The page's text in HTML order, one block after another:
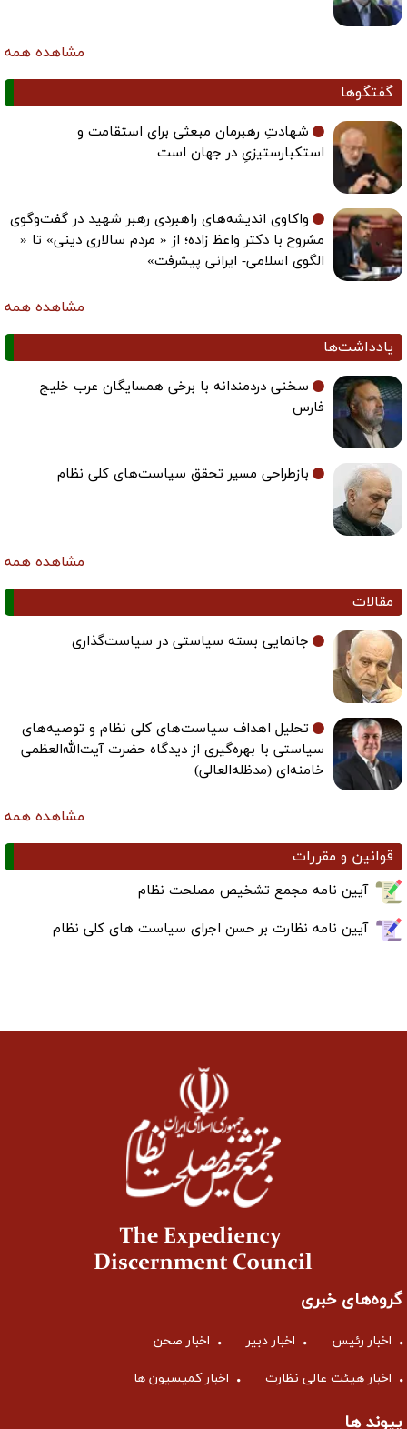
مشاهده همه
گفتگوها
شهادتِ رهبرمان مبعثی برای استقامت و
استکبارستیزیِ در جهان است
واکاوی اندیشه‌های راهبردی رهبر شهید در گفت‌وگوی
مشروح با دکتر واعظ زاده؛ از « مردم سالاری دینی» تا «
الگوی اسلامی- ایرانی پیشرفت»
مشاهده همه
یادداشت‌ها
سخنی دردمندانه با برخی همسایگان عرب خلیج
فارس
بازطراحی مسیر تحقق سیاست‌های کلی نظام
مشاهده همه
مقالات
جانمایی بسته سیاستی در سیاست‌گذاری
تحلیل اهداف سیاست‌های کلی نظام و توصیه‌های
سیاستی با بهره‌گیری از دیدگاه حضرت آیت‌الله‌العظمی
خامنه‌ای (مدظله‌العالی)
مشاهده همه
قوانین و مقررات
آیین نامه مجمع تشخیص مصلحت نظام
آیین نامه نظارت بر حسن اجرای سیاست های کلی نظام
گروه‌های خبری
اخبار رئیس اخبار دبیر اخبار صحن
اخبار هیئت عالی نظارت اخبار کمیسیون ها
پیوند ها